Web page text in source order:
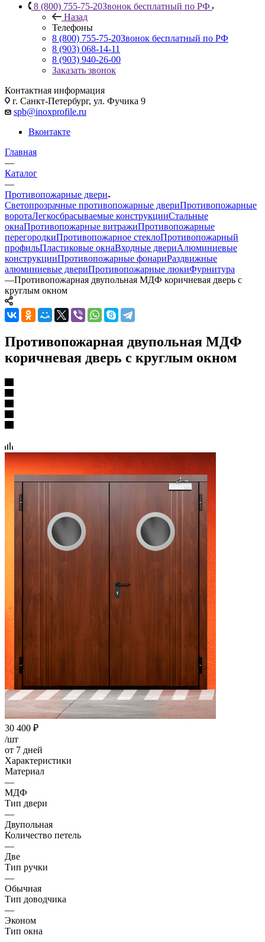
8 (800) 755-75-20Звонок бесплатный по РФ
Назад
Телефоны
8 (800) 755-75-20Звонок бесплатный по РФ
8 (903) 068-14-11
8 (903) 940-26-00
Заказать звонок
Контактная информация
г. Санкт-Петербург, ул. Фучика 9
spb@inoxprofile.ru
Вконтакте
Главная
—
Каталог
—
Противопожарные двери
Светопрозрачные противопожарные двериПротивопожарные
воротаЛегкосбрасываемые конструкцииСтальные
окнаПротивопожарные витражиПротивопожарные
перегородкиПротивопожарное стеклоПротивопожарный
профильПластиковые окнаВходные двериАлюминиевые
конструкцииПротивопожарные фонариРаздвижные
алюминиевые двериПротивопожарные люкиФурнитура
—Противопожарная двупольная МДФ коричневая дверь с
круглым окном
Противопожарная двупольная МДФ
коричневая дверь с круглым окном
30 400 ₽
/шт
от 7 дней
Характеристики
Материал
—
МДФ
Тип двери
—
Двупольная
Количество петель
—
Две
Тип ручки
—
Обычная
Тип доводчика
—
Эконом
Тип окна